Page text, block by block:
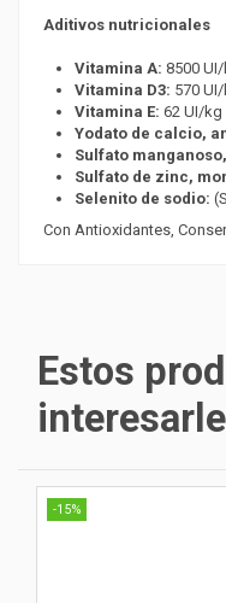
Aditivos nutricionales
Vitamina A: 8500
Vitamina D3: 570
Vitamina E: 62 UI/kg
Yodato de calcio,
Sulfato
Sulfato de zinc,
Selenito de sodio:
Con Antioxidantes,
Estos
interesarle
-15%